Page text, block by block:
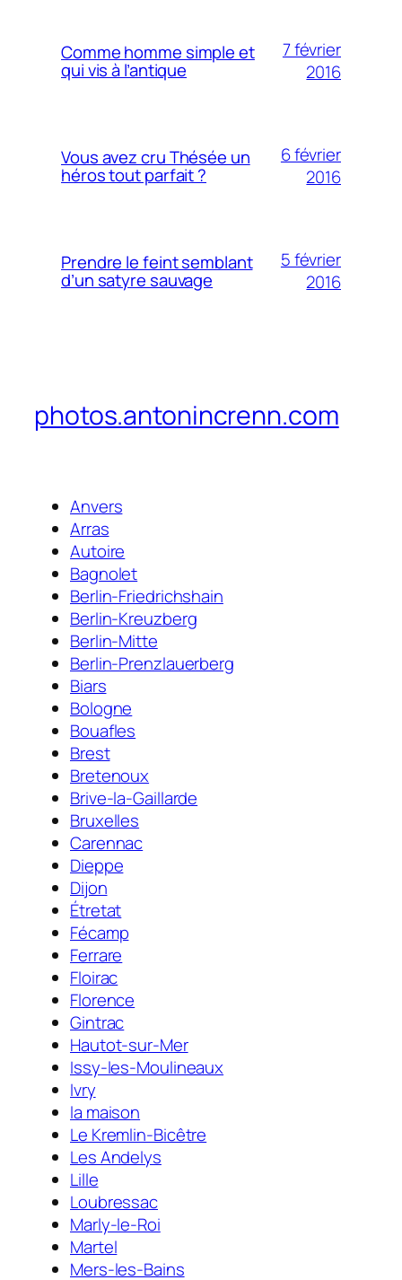
Comme homme simple et
qui vis à l’antique
7 février
2016
Vous avez cru Thésée un
héros tout parfait ?
6 février
2016
Prendre le feint semblant
d’un satyre sauvage
5 février
2016
photos.antonincrenn.com
Anvers
Arras
Autoire
Bagnolet
Berlin-Friedrichshain
Berlin-Kreuzberg
Berlin-Mitte
Berlin-Prenzlauerberg
Biars
Bologne
Bouafles
Brest
Bretenoux
Brive-la-Gaillarde
Bruxelles
Carennac
Dieppe
Dijon
Étretat
Fécamp
Ferrare
Floirac
Florence
Gintrac
Hautot-sur-Mer
Issy-les-Moulineaux
Ivry
la maison
Le Kremlin-Bicêtre
Les Andelys
Lille
Loubressac
Marly-le-Roi
Martel
Mers-les-Bains